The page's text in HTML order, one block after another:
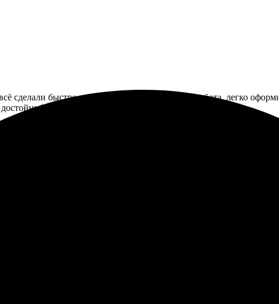
сделали быстро и без проблем. Оперативная работа, легко
сервис.
быстро и качественно. Понравилось, как сотрудники помогли
и четкими! Обязательно закажу еще.